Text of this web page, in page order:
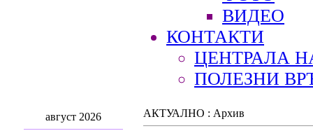
ВИДЕО
КОНТАКТИ
ЦЕНТРАЛА
ПОЛЕЗНИ
август 2026 АКТУАЛНО : Архив